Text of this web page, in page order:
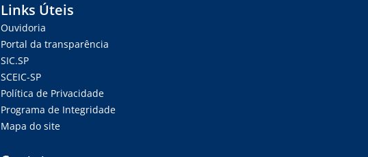
Links Úteis
Ouvidoria
Portal da transparência
SIC.SP
SCEIC-SP
Política de Privacidade
Programa de Integridade
Mapa do site